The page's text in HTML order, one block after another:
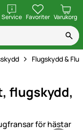
ServiceöppnaFavoriter Varukorg
Flugskydd &
flugskydd,